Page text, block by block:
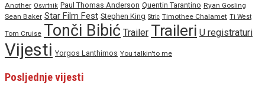
Another Osvrtnik Paul Thomas Anderson Quentin Tarantino Ryan Gosling
Sean Baker Star Film Fest Stephen King Stric Timothee Chalamet Ti West
Tom Cruise Tonči Bibić Trailer Traileri U registraturi
Vijesti Yorgos Lanthimos You talkin'to me
Posljednje vijesti